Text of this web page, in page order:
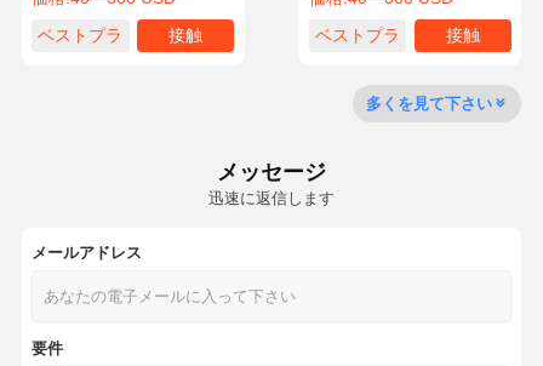
品質管理
連絡 くださ
事件
固体カービッドのドリル
ベストプラ
接触
ベストプラ
接触
多くを見て下さい
メッセージ
迅速に返信します
メールアドレス
要件